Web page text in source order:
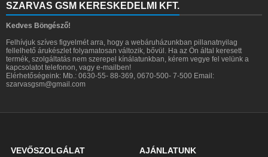
SZARVAS GSM KERESKEDELMI KFT.
Kedves Böngésző!
Felhívjuk szíves figyelmét arra, hogy a webáruházunkban pillanatnyilag
fellelhető árukészlet folyamatosan változik, bővül. Ha az Ön által keresett
termék, szolgáltatás nem szerepel kínálatunkban, kérem vegye fel velünk a
kapcsolatot telefonon, vagy e-mailben!
Elérhetőségeink: Mb.: 0630-55- 88-369, 0670-500- 7-500 Email:
szarvasgsm@gmail.com
VEVŐSZOLGÁLAT AJÁNLATUNK